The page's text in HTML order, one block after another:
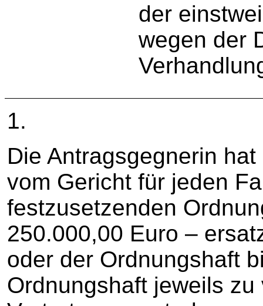
der
wegen der
1.
Die Antragsgegnerin
vom Gericht für jeden
festzusetzenden
250.000,00 Euro –
oder der Ordnungshaft
Ordnungshaft jeweils